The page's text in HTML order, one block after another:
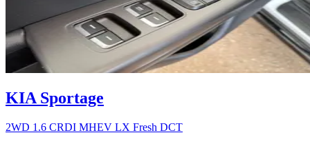
KIA Sportage
2WD 1.6 CRDI MHEV LX Fresh DCT